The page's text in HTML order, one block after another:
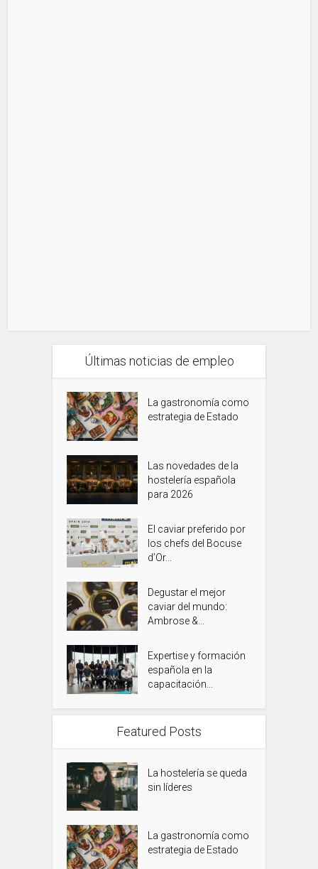
Últimas noticias de empleo
La gastronomía como
estrategia de Estado
Las novedades de la
hostelería española
para 2026
El caviar preferido por
los chefs del Bocuse
d’Or...
Degustar el mejor
caviar del mundo:
Ambrose &...
Expertise y formación
española en la
capacitación...
Featured Posts
La hostelería se queda
sin líderes
La gastronomía como
estrategia de Estado